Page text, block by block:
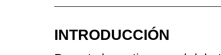
INTRODUCCIÓN